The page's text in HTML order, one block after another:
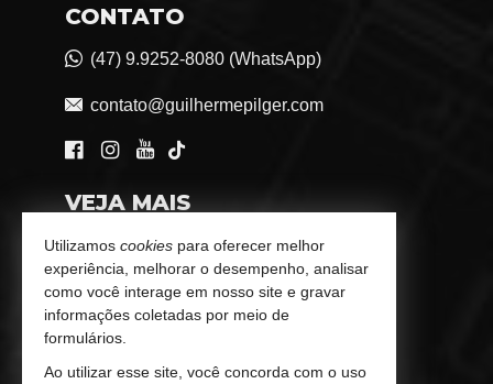
CONTATO
(47) 9.9252-8080 (WhatsApp)
contato@guilhermepilger.com
VEJA MAIS
Consultoria Imobiliária Personalizada
trabalhe conosco
Indicadores Financeiros
Utilizamos cookies para oferecer melhor
experiência, melhorar o desempenho, analisar
como você interage em nosso site e gravar
informações coletadas por meio de
formulários.
Ao utilizar esse site, você concorda com o uso